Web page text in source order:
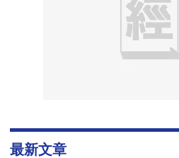
最新文章